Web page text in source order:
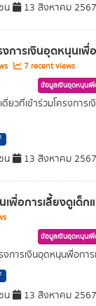
น 13 สิงหาคม 2567
การเงินอุดหนุนเพื่
7 recent views
ข้อมูลเงินอุดหนุนเพื่
ดี่ยวที่เข้าร่วมโครงการ
น 13 สิงหาคม 2567
พื่อการเลี้ยงดูเด็ก
ข้อมูลเงินอุดหนุนเพื่
งการเงินอุดหนุนพื่อการ
น 13 สิงหาคม 2567